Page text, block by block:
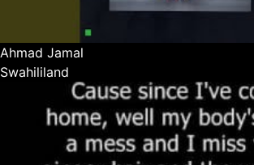
Ahmad Jamal
Swahililand